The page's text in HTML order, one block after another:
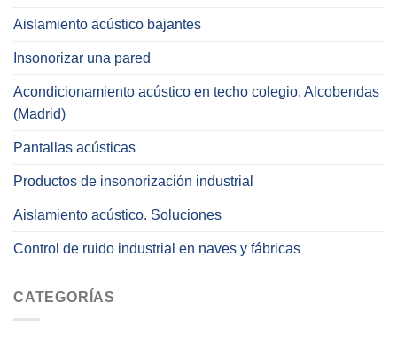
Aislamiento acústico bajantes
Insonorizar una pared
Acondicionamiento acústico en techo colegio. Alcobendas
(Madrid)
Pantallas acústicas
Productos de insonorización industrial
Aislamiento acústico. Soluciones
Control de ruido industrial en naves y fábricas
CATEGORÍAS